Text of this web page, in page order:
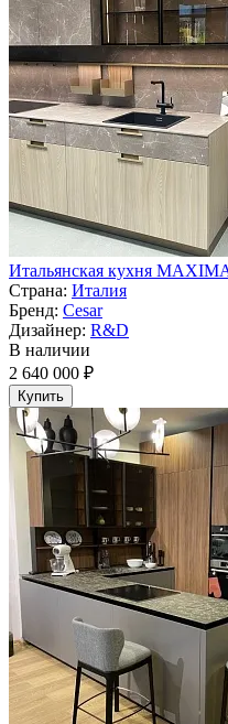
Итальянская кухня
Страна: Италия
Бренд: Cesar
Дизайнер: R&D
В наличии
2 640 000 ₽
Купить